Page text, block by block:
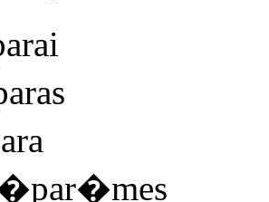
ai
as
a
�mes